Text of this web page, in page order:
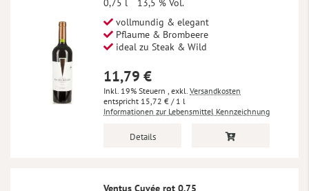
0,75 l
13,5 % Vol.
vollmundig & elegant
Pflaume & Brombeere
ideal zu Steak & Wild
11,79 €
Inkl. 19% Steuern , exkl. Versandkosten
15,72 € / 1 l
Informationen zur Lebensmittel Kennzeichnung
Details